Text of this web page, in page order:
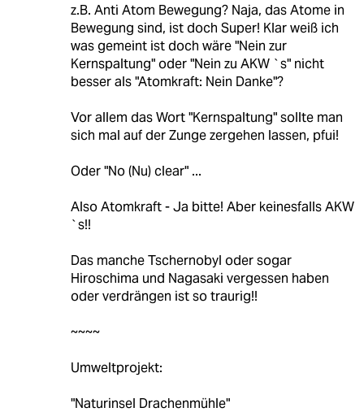
z.B. Anti Atom Bewegung? Naja, das Atome in
Bewegung sind, ist doch Super! Klar weiß ich
was gemeint ist doch wäre "Nein zur
Kernspaltung" oder "Nein zu AKW `s" nicht
besser als "Atomkraft: Nein Danke"?
Vor allem das Wort "Kernspaltung" sollte man
sich mal auf der Zunge zergehen lassen, pfui!
Oder "No (Nu) clear" ...
Also Atomkraft - Ja bitte! Aber keinesfalls AKW
`s!!
Das manche Tschernobyl oder sogar
Hiroschima und Nagasaki vergessen haben
oder verdrängen ist so traurig!!
~~~~
Umweltprojekt:
"Naturinsel Drachenmühle"